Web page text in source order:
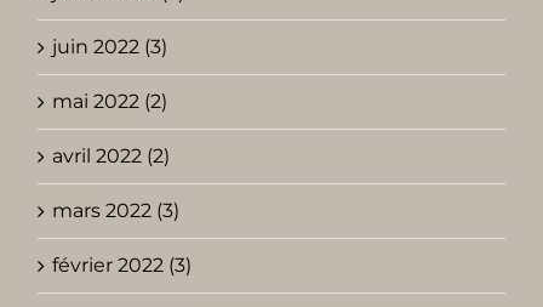
juin 2022 (3)
mai 2022 (2)
avril 2022 (2)
mars 2022 (3)
février 2022 (3)